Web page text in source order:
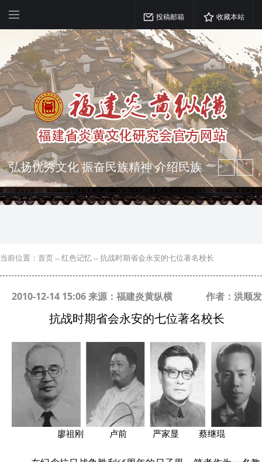
投稿邮箱 收藏本站
弘扬优秀文化 振奋民族精神 介绍民族
瑰宝 宣传中华精英
突出海西特色 报道台港澳侨 坚持古为
当前位置： 首页 ›› 红色记忆 ›› 抗战时期省会永安的七位著名校长
2010-12-14 15:06 来源：福建炎黄纵横
作者：洪顺发
抗战时期省会永安的七位著名校长
廖祖刚 卢前 严家显 蔡继琨